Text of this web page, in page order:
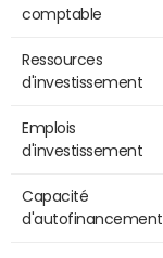
comptable
Ressources
d'investissement
Emplois
d'investissement
Capacité
d'autofinancement